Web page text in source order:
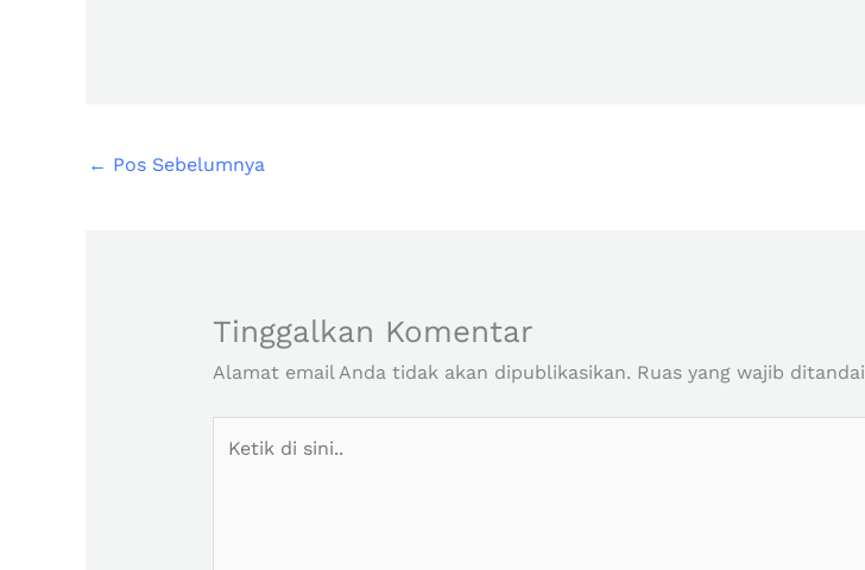
← Pos Sebelumnya
Tinggalkan Komentar
Alamat email Anda tidak akan dipublikasikan. Ruas yang wajib ditandai